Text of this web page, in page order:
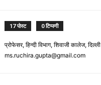
17 पोस्ट 0 टिप्पणी
प्रोफेसर, हिन्दी विभाग, शिवाजी कालेज,
ms.ruchira.gupta@gmail.com